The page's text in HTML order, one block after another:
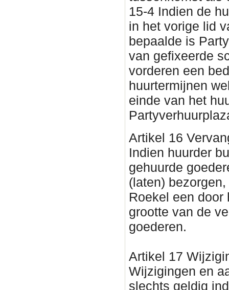
15-4 Indien de
in het vorige lid
bepaalde is
van gefixeerde
vorderen een
huurtermijnen
einde van het
Artikel 16
Indien huurder
gehuurde
(laten)
Roekel een door
grootte van de
goederen.
Artikel 17
Wijzigingen en
slechts geldig